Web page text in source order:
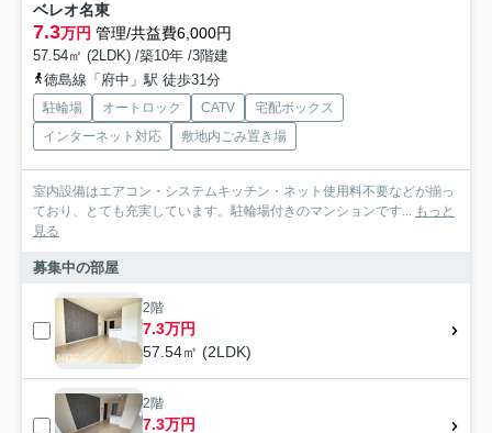
ベレオ名東
7.3万円 管理/共益費6,000円
57.54㎡ (2LDK) /築10年 /3階建
徳島線「府中」駅 徒歩31分
駐輪場 オートロック CATV
宅配ボックス
インターネット対応
敷地内ごみ置き場
室内設備はエアコン・システムキッチン・ネット使用料不要などが揃っ
ており、とても充実しています。駐輪場付きのマンションです... もっと
見る
募集中の部屋
2階
7.3万円
57.54㎡ (2LDK)
2階
7.3万円